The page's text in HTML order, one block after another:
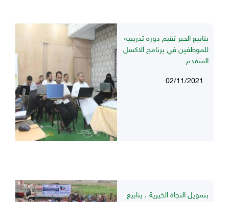
ينابيع الخير تقيم دوره تدريبيه
للموظفين في برنامج الاكسل
المتقدم
02/11/2021
بتمويل النجاة الخيرية ، ينابيع